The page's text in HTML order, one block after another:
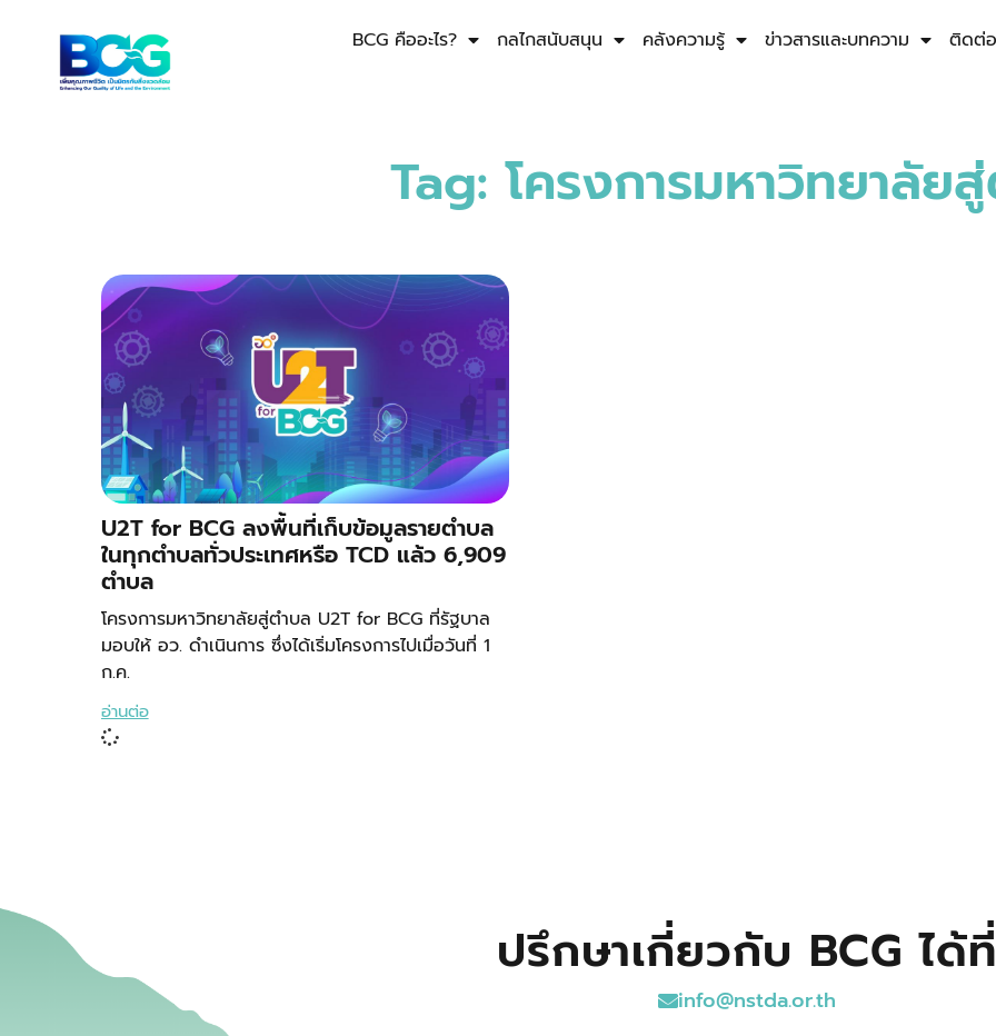
BCG คืออะไร? กลไกสนับสนุน คลังความรู้ ข่าวสารและบทความ ติดต่อ
Tag: โครงการมหาวิทยาลัย
U2T for BCG ลงพื้นที่เก็บข้อมูลรายตำบล
ในทุกตำบลทั่วประเทศหรือ TCD แล้ว 6,909
ตำบล
โครงการมหาวิทยาลัยสู่ตำบล U2T for BCG ที่รัฐบาล
มอบให้ อว. ดำเนินการ ซึ่งได้เริ่มโครงการไปเมื่อวันที่ 1
ก.ค.
อ่านต่อ
ปรึกษาเกี่ยวกับ BCG ได้ที่
info@nstda.or.th